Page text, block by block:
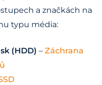
a značkách na
typu média:
(HDD) – Záchrana